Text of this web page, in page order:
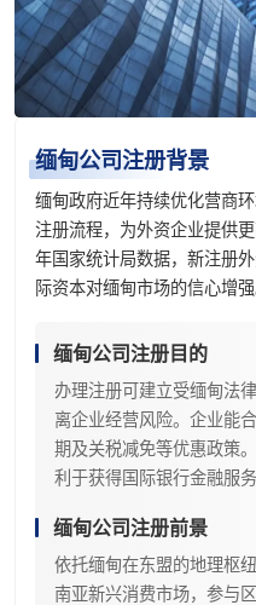
缅甸公司注册背景
缅甸政府近年持续优化营商
注册流程，为外资企业提供
年国家统计局数据，新注册
际资本对缅甸市场的信心增强
缅甸公司注册目的
办理注册可建立受缅甸法
离企业经营风险。企业能
期及关税减免等优惠政策
利于获得国际银行金融服
缅甸公司注册前景
依托缅甸在东盟的地理枢
南亚新兴消费市场，参与